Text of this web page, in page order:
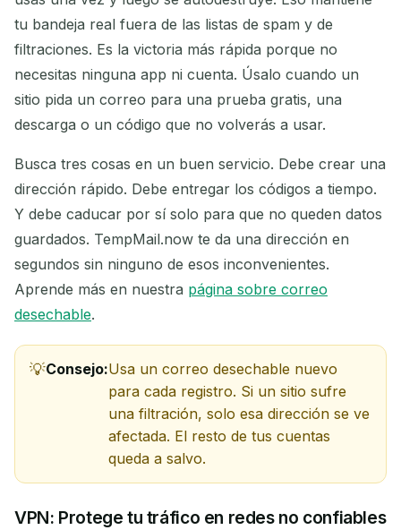
tu bandeja real fuera de las listas de spam y de
filtraciones. Es la victoria más rápida porque no
necesitas ninguna app ni cuenta. Úsalo cuando un
sitio pida un correo para una prueba gratis, una
descarga o un código que no volverás a usar.
Busca tres cosas en un buen servicio. Debe crear una
dirección rápido. Debe entregar los códigos a tiempo.
Y debe caducar por sí solo para que no queden datos
guardados. TempMail.now te da una dirección en
segundos sin ninguno de esos inconvenientes.
Aprende más en nuestra página sobre correo
desechable.
Consejo:Usa un correo desechable nuevo
para cada registro. Si un sitio sufre
una filtración, solo esa dirección se ve
afectada. El resto de tus cuentas
queda a salvo.
VPN: Protege tu tráfico en redes no confiables